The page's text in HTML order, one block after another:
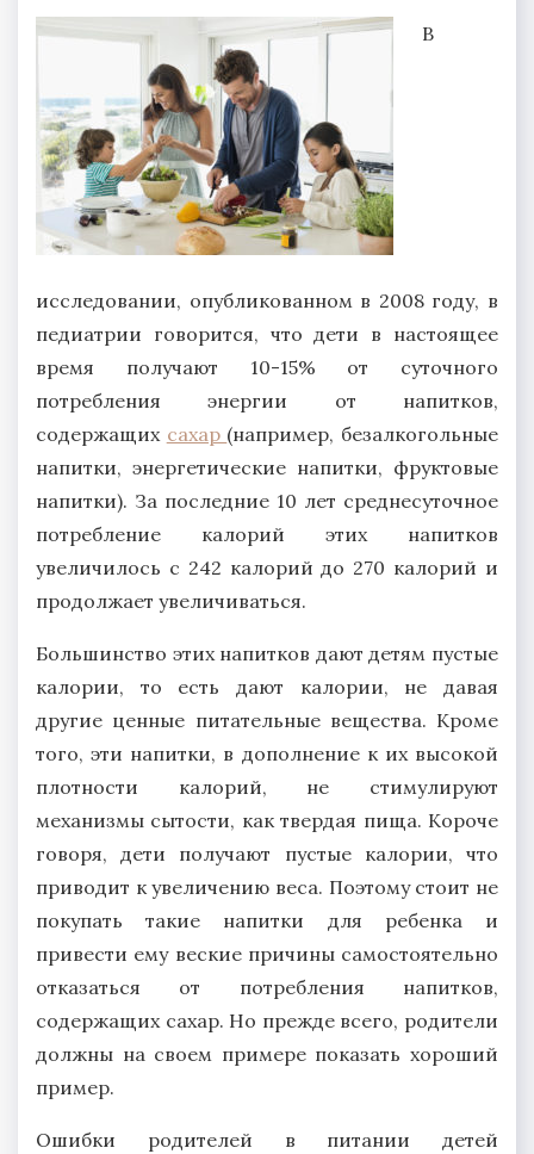
В
исследовании, опубликованном в 2008 году, в
педиатрии говорится, что дети в настоящее
время получают 10-15% от суточного
потребления энергии от напитков,
содержащих сахар (например, безалкогольные
напитки, энергетические напитки, фруктовые
напитки). За последние 10 лет среднесуточное
потребление калорий этих напитков
увеличилось с 242 калорий до 270 калорий и
продолжает увеличиваться.
Большинство этих напитков дают детям пустые
калории, то есть дают калории, не давая
другие ценные питательные вещества. Кроме
того, эти напитки, в дополнение к их высокой
плотности калорий, не стимулируют
механизмы сытости, как твердая пища. Короче
говоря, дети получают пустые калории, что
приводит к увеличению веса. Поэтому стоит не
покупать такие напитки для ребенка и
привести ему веские причины самостоятельно
отказаться от потребления напитков,
содержащих сахар. Но прежде всего, родители
должны на своем примере показать хороший
пример.
Ошибки родителей в питании детей